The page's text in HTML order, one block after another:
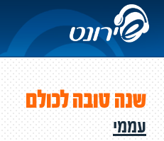
שנה טובה לכולם
עממי